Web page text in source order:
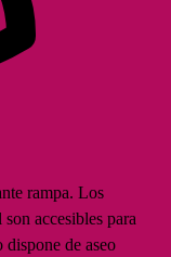
rampa. Los
accesibles para
de aseo